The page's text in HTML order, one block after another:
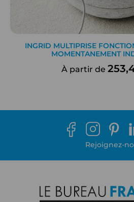
INGRID MULTIPRISE
MOMENTANEMENT
À partir de
Rejoignez-